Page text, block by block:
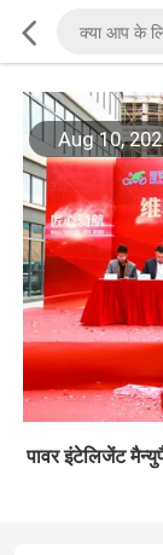
Aug 10,
पावर इंटेलिजेंट